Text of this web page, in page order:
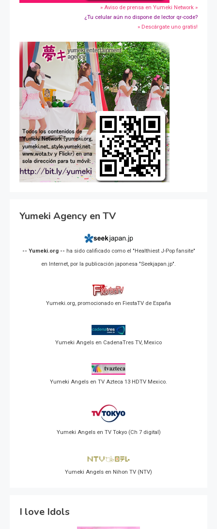
» Aviso de prensa en Yumeki Network »
¿Tu celular aún no dispone de lector qr-code?
» Descárgate uno gratis!
Yumeki Agency en TV
-- Yumeki.org -- ha sido calificado como el "Healthiest J-Pop fansite"
en Internet, por la publicación japonesa "Seekjapan.jp".
Yumeki.org, promocionado en FiestaTV de España
Yumeki Angels en CadenaTres TV, Mexico
Yumeki Angels en TV Azteca 13 HDTV Mexico.
Yumeki Angels en TV Tokyo (Ch 7 digital)
Yumeki Angels en Nihon TV (NTV)
I love Idols